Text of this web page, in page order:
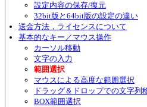
設定内容の保存/復元
32bit版と64bit版の設定の違い
送金方法，ライセンスについて
基本的なキー／マウス操作
カーソル移動
文字の入力
範囲選択
マウスによる高度な範囲選択
ドラッグ＆ドロップでの文字列
BOX範囲選択